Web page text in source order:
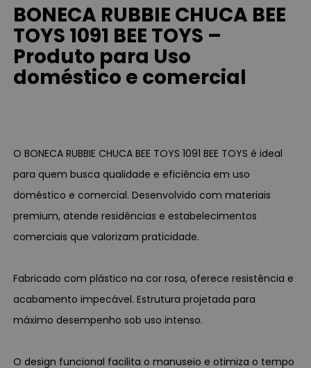
BONECA RUBBIE CHUCA BEE
TOYS 1091 BEE TOYS –
Produto para Uso
doméstico e comercial
O BONECA RUBBIE CHUCA BEE TOYS 1091 BEE TOYS é ideal
para quem busca qualidade e eficiência em uso
doméstico e comercial. Desenvolvido com materiais
premium, atende residências e estabelecimentos
comerciais que valorizam praticidade.
Fabricado com plástico na cor rosa, oferece resistência e
acabamento impecável. Estrutura projetada para
máximo desempenho sob uso intenso.
O design funcional facilita o manuseio e otimiza o tempo